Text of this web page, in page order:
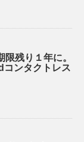
残り１年に。
ンタクトレス